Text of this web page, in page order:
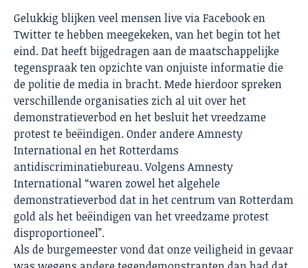
Gelukkig blijken veel mensen live via Facebook en
Twitter te hebben meegekeken, van het begin tot het
eind. Dat heeft bijgedragen aan de maatschappelijke
tegenspraak ten opzichte van onjuiste informatie die
de politie de media in bracht. Mede hierdoor spreken
verschillende organisaties zich al uit over het
demonstratieverbod en het besluit het vreedzame
protest te beëindigen. Onder andere Amnesty
International en hetRotterdams
antidiscriminatiebureau.Volgens Amnesty
International “waren zowel het algehele
demonstratieverbod dat in het centrum van Rotterdam
gold als het beëindigen van het vreedzame protest
disproportioneel”.
Als de burgemeester vond dat onze veiligheid in gevaar